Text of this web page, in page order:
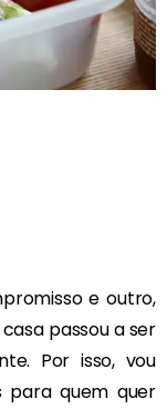
e outro,
passou a ser
Por isso, vou
para quem quer